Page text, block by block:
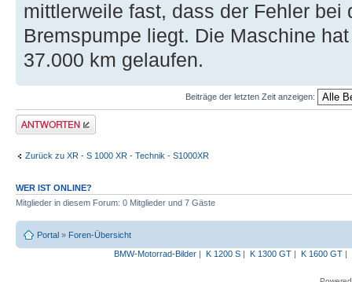
mittlerweile fast, dass der Fehler bei
Bremspumpe liegt. Die Maschine
37.000 km gelaufen.
Beiträge der letzten Zeit anzeigen:
Antwort erstellen
Zurück zu XR - S 1000 XR - Technik - S1000XR
WER IST ONLINE?
Mitglieder in diesem Forum: 0 Mitglieder und 7 Gäste
Portal » Foren-Übersicht
BMW-Motorrad-Bilder| K 1200 S| K 1300 GT| K 1600 GT|